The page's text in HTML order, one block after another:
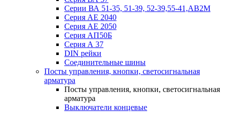
Серии ВА 51-35, 51-39, 52-39,55-41,АВ2М
Серия АЕ 2040
Серия АЕ 2050
Серия АП50Б
Серия А 37
DIN рейки
Соединительные шины
Посты управления, кнопки, светосигнальная
арматура
Посты управления, кнопки, светосигнальная
арматура
Выключатели концевые